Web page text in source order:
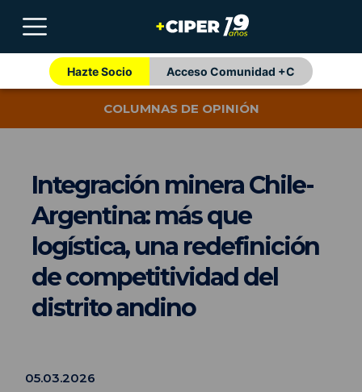
Hazte Socio Acceso Comunidad +C
COLUMNAS DE OPINIÓN
Integración minera Chile-
Argentina: más que
logística, una redefinición
de competitividad del
distrito andino
05.03.2026